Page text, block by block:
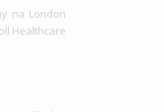
na London
Healthcare